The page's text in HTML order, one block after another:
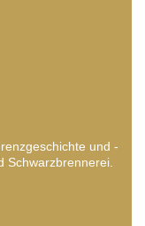
und -
Schwarzbrennerei.